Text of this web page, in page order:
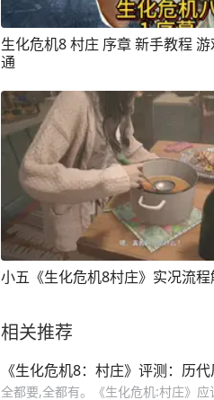
生化危机8 村庄 序章 新手教程
通
小五《生化危机8村庄》实况流
相关推荐
《生化危机8：村庄》评测：历
全都要,全都有。《生化危机:村庄》